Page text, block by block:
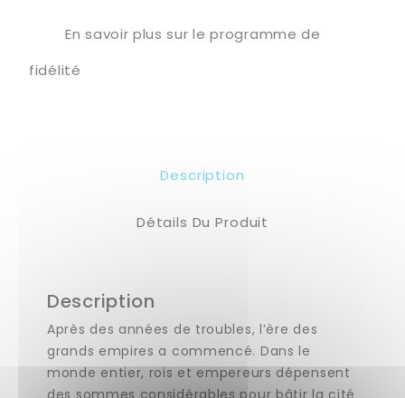
En savoir plus sur le programme de
fidélité
Description
Détails Du Produit
Description
Après des années de troubles, l’ère des
grands empires a commencé. Dans le
monde entier, rois et empereurs dépensent
des sommes considérables pour bâtir la cité